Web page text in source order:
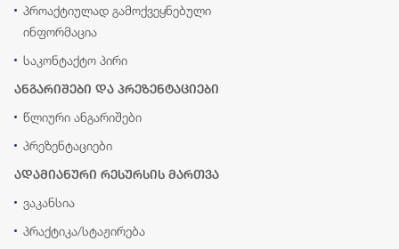
პროაქტიულად გამოქვეყნებული
ინფორმაცია
საკონტაქტო პირი
ანგარიშები და პრეზენტაციები
წლიური ანგარიშები
პრეზენტაციები
ადამიანური რესურსის მართვა
ვაკანსია
პრაქტიკა/სტაჟირება